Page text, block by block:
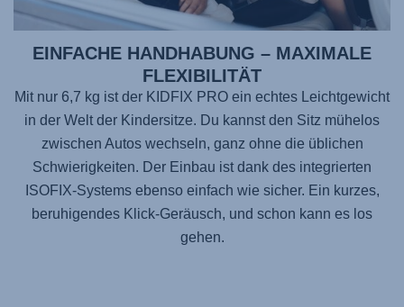
EINFACHE HANDHABUNG – MAXIMALE
FLEXIBILITÄT
Mit nur 6,7 kg ist der KIDFIX PRO ein echtes Leichtgewicht
in der Welt der Kindersitze. Du kannst den Sitz mühelos
zwischen Autos wechseln, ganz ohne die üblichen
Schwierigkeiten. Der Einbau ist dank des integrierten
ISOFIX-Systems ebenso einfach wie sicher. Ein kurzes,
beruhigendes Klick-Geräusch, und schon kann es los
gehen.